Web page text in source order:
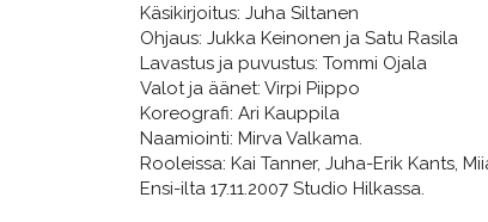
Käsikirjoitus: Juha Siltanen
Ohjaus: Jukka Keinonen ja Satu Rasila
Lavastus ja puvustus: Tommi Ojala
Valot ja äänet: Virpi Piippo
Koreografi: Ari Kauppila
Naamiointi: Mirva Valkama.
Rooleissa: Kai Tanner, Juha-Erik Kants,
Ensi-ilta 17.11.2007 Studio Hilkassa.